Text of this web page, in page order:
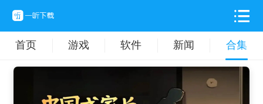
首页 游戏 软件 新闻 合集